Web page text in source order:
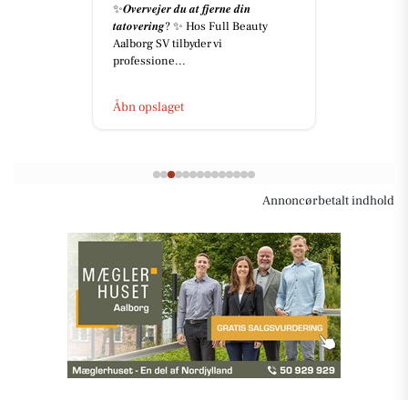
✨𝑶𝒗𝒆𝒓𝒗𝒆𝒋𝒆𝒓 𝒅𝒖 𝒂𝒕 𝒇𝒋𝒆𝒓𝒏𝒆 𝒅𝒊𝒏
𝒕𝒂𝒕𝒐𝒗𝒆𝒓𝒊𝒏𝒈? ✨ Hos Full Beauty
Aalborg SV tilbyder vi
professione...
Åbn opslaget
Annoncørbetalt indhold